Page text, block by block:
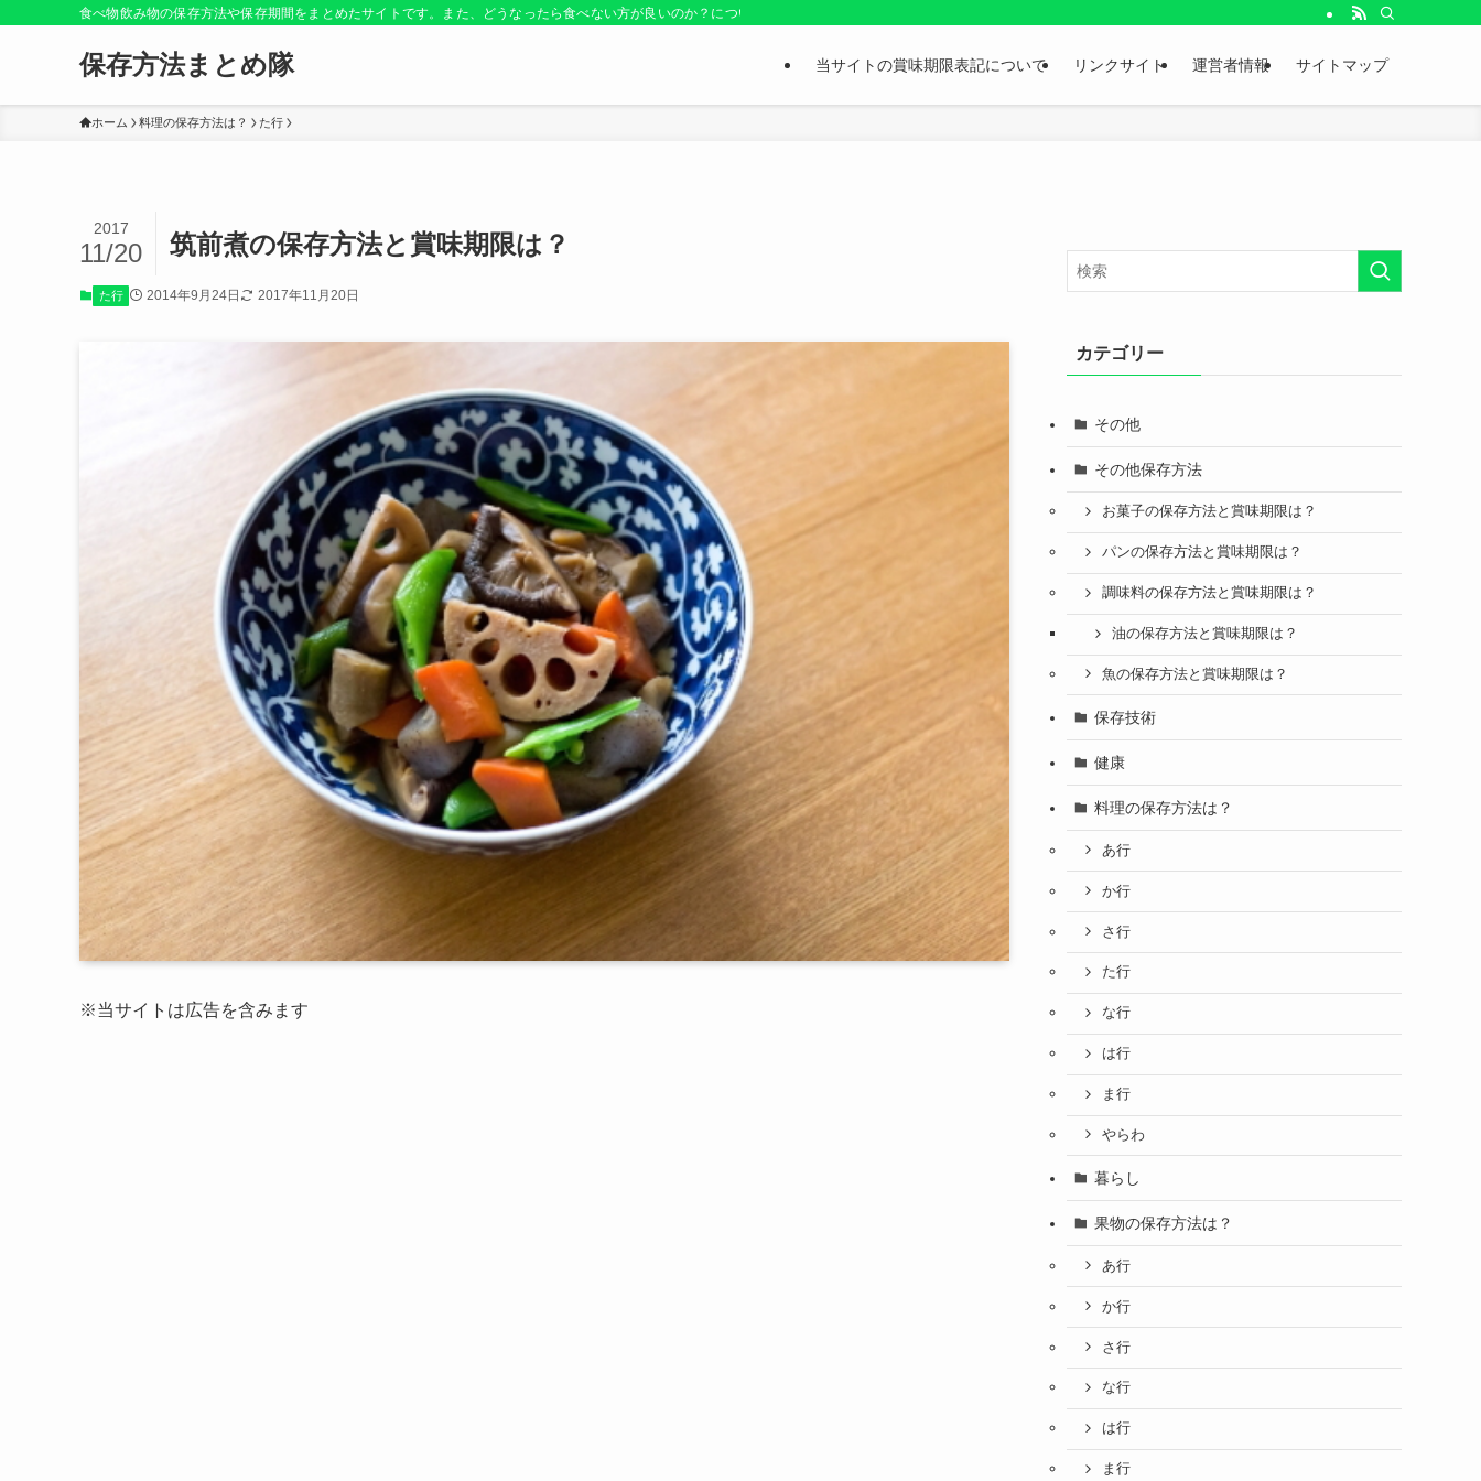
食べ物飲み物の保存方法や保存期間をまとめたサイトです。また、どうなったら食べない方が良いのか？についても紹介しているお役立ちサイトです。
保存方法まとめ隊 当サイトの賞味期限表記について リンクサイト 運営者情報 サイトマップ
ホーム 料理の保存方法は？ た行
筑前煮の保存方法と賞味期限は？
2017
11/20
た行 2014年9月24日 2017年11月20日
※当サイトは広告を含みます
カテゴリー
その他
その他保存方法
お菓子の保存方法と賞味期限は？
パンの保存方法と賞味期限は？
調味料の保存方法と賞味期限は？
油の保存方法と賞味期限は？
魚の保存方法と賞味期限は？
保存技術
健康
料理の保存方法は？
あ行
か行
さ行
た行
な行
は行
ま行
やらわ
暮らし
果物の保存方法は？
あ行
か行
さ行
な行
は行
ま行